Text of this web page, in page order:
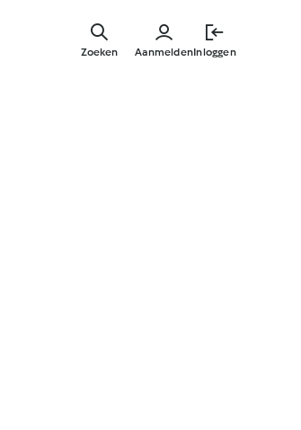
AanmeldenInloggen
Zoeken